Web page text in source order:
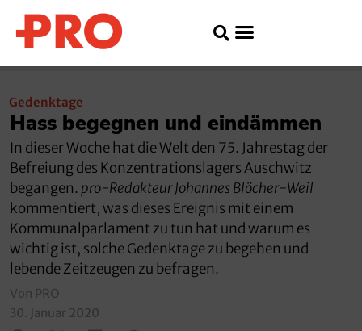
Gedenktage
Hass begegnen und eindämmen
In dieser Woche hat die Welt den 75. Jahrestag der
Befreiung des Konzentrationslagers Auschwitz
begangen. pro-Redakteur Johannes Blöcher-Weil
kommentiert, was dieses Ereignis mit einem
Kommunalparlament zu tun hat und warum es
wichtig ist, solche Gedenktage zu begehen und
lebende Zeitzeugen zu befragen.
Von PRO
30. Januar 2020